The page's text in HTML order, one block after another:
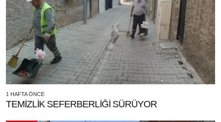
1 HAFTA ÖNCE
TEMİZLİK SEFERBERLİĞİ SÜRÜYOR